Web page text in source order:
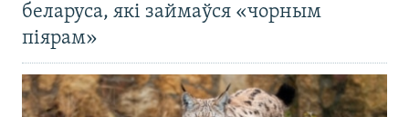
беларуса, які займаўся «чорным
піярам»